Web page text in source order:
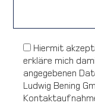
Hiermit
erkläre mich
angegebenen
Ludwig Bening